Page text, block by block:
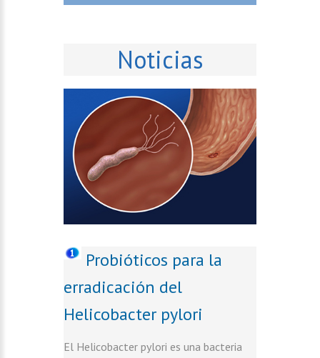
Noticias
Probióticos para la
erradicación del
Helicobacter pylori
El Helicobacter pylori es una bacteria